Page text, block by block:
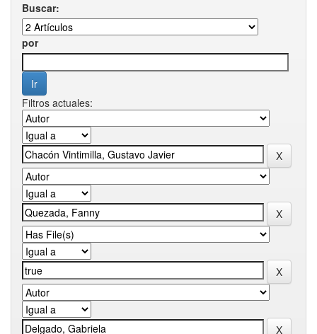
Buscar:
por
Filtros actuales: